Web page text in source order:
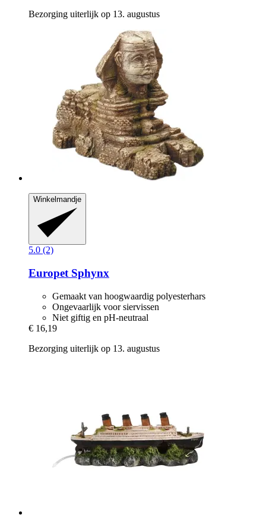
Bezorging uiterlijk op 13. augustus
Winkelmandje
5.0 (2)
Europet Sphynx
Gemaakt van hoogwaardig polyesterhars
Ongevaarlijk voor siervissen
Niet giftig en pH-neutraal
€ 16,19
Bezorging uiterlijk op 13. augustus